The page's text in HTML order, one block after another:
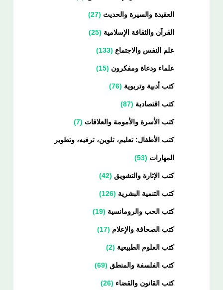
العقيدة والسيرة والحديث 27
القرآن والثقافة الإسلامية 25
علم النفس والاجتماع 133
علماء ودعاة ومفكرون 15
كتب أدبية وتربوية 76
كتب اقتصادية 87
كتب الأسرة والأمومة والعلاقات 7
كتب الأطفال: تعليم، تلوين، ترفيه، وتطوير
المهارات 53
كتب الإثارة والتشويق 42
كتب التنمية البشرية 126
كتب الحب والرومانسية 19
كتب الصحافة والإعلام 17
كتب العلوم الطبيعية 2
كتب الفلسفة والمنطق 69
كتب القانون والقضاء 26